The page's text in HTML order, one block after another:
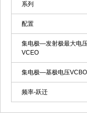
系列
配置
集电极—发射极最大电
VCEO
集电极—基极电压VCBO
频率-跃迁